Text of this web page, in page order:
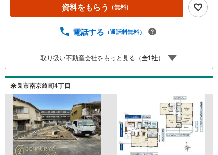
ング 弊社が選ばれる理由 1.お金の扱い方のプロ、ファイナ
どにも対応できる売却専門チームあり！3.たくさんの銀行
能！4.物件のお引渡し後に必要になったお家のリフォーム
も弊社のリフォームプランナーがご提案！5.定期的にご連
絡を繋ぎ、有事の際に迅速にサポートいたしますお気軽に
お問合せください！
資料をもらう （無料）
電話する （通話料無料）
取り扱い不動産会社をもっと見る（全1社）
奈良市南京終町4丁目